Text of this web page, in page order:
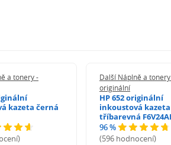
a tonery -
kazeta černá
Další Náplně a
originální
HP 652 originální
inkoustová kazeta
tříbarevná
96 %
(596 hodnocení)